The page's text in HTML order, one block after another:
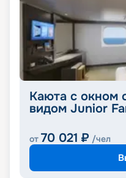
Каюта с окном
видом Junior
от 70 021 ₽ /чел